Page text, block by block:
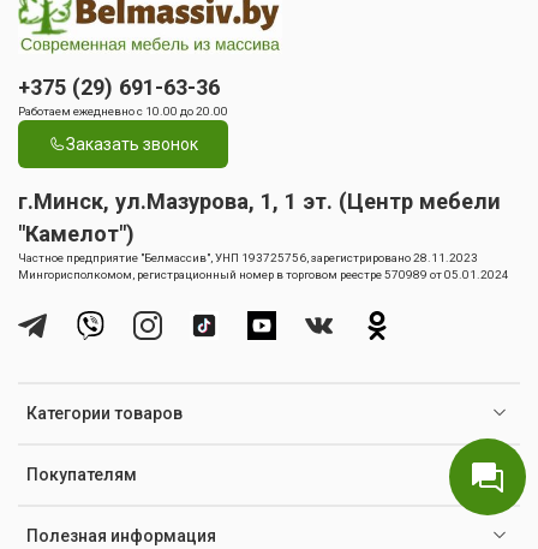
Категории товаров
Покупателям
Полезная информация
+375 (29) 691-63-36
Работаем ежедневно с 10.00 до 20.00
Заказать звонок
г.Минск, ул.Мазурова, 1, 1 эт. (Центр мебели
"Камелот")
Частное предприятие "Белмассив", УНП 193725756, зарегистрировано 28.11.2023
Мингорисполкомом, регистрационный номер в торговом реестре 570989 от 05.01.2024